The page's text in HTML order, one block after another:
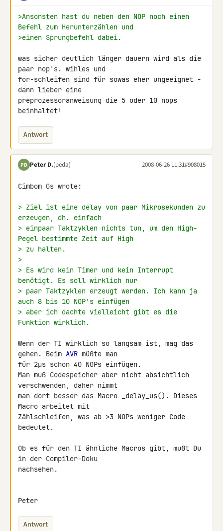
>Ansonsten hast du neben den NOP noch einen
Befehl zum Herunterzählen und
>einen Sprungbefehl dabei.
was sicher deutlich länger dauern wird als die
paar nop's. wihles und
for-schleifen sind für sowas eher ungeeignet -
dann lieber eine
preprozessoranweisung die 5 oder 10 nops
beinhaltet!
Antwort
PD Peter D.(peda) 2008-06-26 11:31#908015
Cimbom Gs wrote:
> Ziel ist eine delay von paar Mikrosekunden zu
erzeugen, dh. einfach
> einpaar Taktzyklen nichts tun, um den High-
Pegel bestimmte Zeit auf High
> zu halten.
>
> Es wird kein Timer und kein Interrupt
benötigt. Es soll wirklich nur
> paar Taktzyklen erzeugt werden. Ich kann ja
auch 8 bis 10 NOP's einfügen
> aber ich dachte vielleicht gibt es die
Funktion wirklich.
Wenn der TI wirklich so langsam ist, mag das
gehen. Beim AVR müßte man
für 2µs schon 40 NOPs einfügen.
Man muß Codespeicher aber nicht absichtlich
verschwenden, daher nimmt
man dort besser das Macro _delay_us(). Dieses
Macro arbeitet mit
Zählschleifen, was ab >3 NOPs weniger Code
bedeutet.
Ob es für den TI ähnliche Macros gibt, mußt Du
in der Compiler-Doku
nachsehen.
Peter
Antwort